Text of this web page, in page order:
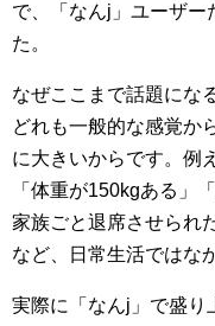
で、「なんj」ユーザー
た。
なぜここまで話題にな
どれも一般的な感覚か
に大きいからです。例
「体重が150kgある」
家族ごと退席させられ
など、日常生活ではな
実際に「なんj」で盛り